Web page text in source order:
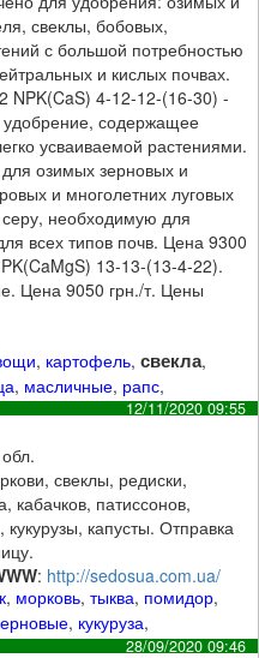
свеклы, бобовых,
с большой потребностью
и кислых почвах.
NPK(CaS) 4-12-12-(16-30) -
содержащее
усваиваемой растениями.
озимых зерновых и
и многолетних луговых
необходимую для
всех типов почв. Цена 9300
13-13-(13-4-22).
Цена 9050 грн./т. Цены
, картофель,свекла,
, масличные, рапс,
12/11/2020 09:55
свеклы, редиски,
кабачков, патиссонов,
капусты. Отправка
: http://sedosua.com.ua/
, морковь,тыква, помидор,
, кукуруза,
28/09/2020 09:46